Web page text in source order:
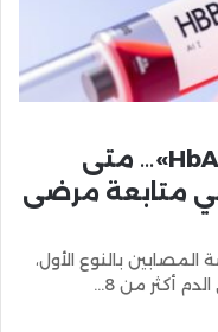
«تحليل السكر التراكمي HbA1c»… متى
متابعة مرضى
بالنوع الأول،
أكثر من 8…